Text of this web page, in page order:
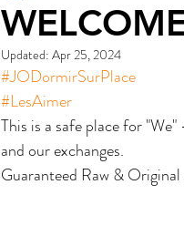
Updated: Apr 25, 2024
#JODormirSurPlace
#LesAimer
This is a safe place for
and our exchanges.
Guaranteed Raw &